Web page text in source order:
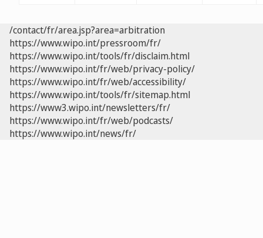
/contact/fr/area.jsp?area=arbitration
https://www.wipo.int/pressroom/fr/
https://www.wipo.int/tools/fr/disclaim.html
https://www.wipo.int/fr/web/privacy-policy/
https://www.wipo.int/fr/web/accessibility/
https://www.wipo.int/tools/fr/sitemap.html
https://www3.wipo.int/newsletters/fr/
https://www.wipo.int/fr/web/podcasts/
https://www.wipo.int/news/fr/